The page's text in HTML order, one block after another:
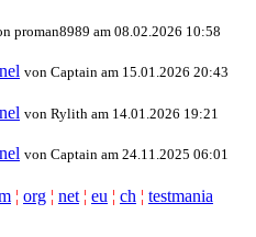
proman8989 am 08.02.2026 10:58
von Captain am 15.01.2026 20:43
von Rylith am 14.01.2026 19:21
von Captain am 24.11.2025 06:01
¦ org ¦ net ¦ eu ¦ ch ¦ testmania